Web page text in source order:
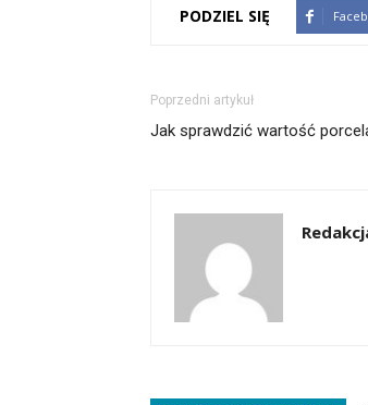
PODZIEL SIĘ
Poprzedni artykuł
Jak sprawdzić wartość